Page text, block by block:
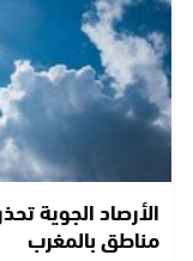
الأرصاد الجوية
مناطق بالمغرب